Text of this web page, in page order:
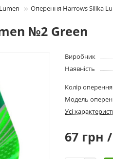
Оперення Harrows Silika
№2 Green
Виробник
Наявність
Колір оперення
Модель
Усі
67 грн